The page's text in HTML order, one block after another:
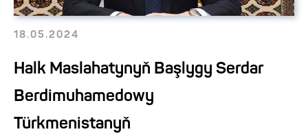
18.05.2024
Halk Maslahatynyň Başlygy Serdar
Berdimuhamedowy
Türkmenistanyň